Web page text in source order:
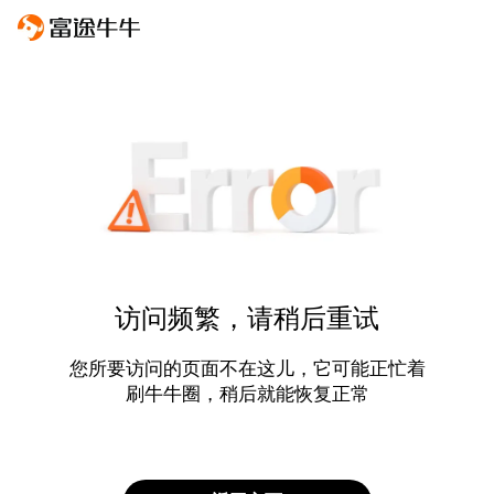
访问频繁，请稍后重试
您所要访问的页面不在这儿，它可能正忙着
刷牛牛圈，稍后就能恢复正常